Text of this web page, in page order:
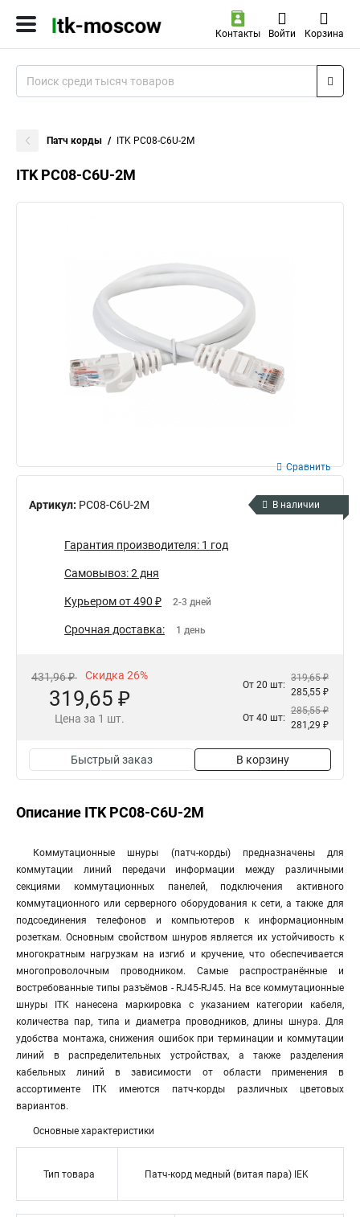
Контакты Войти Корзина
Патч корды ITK PC08-C6U-2M
ITK PC08-C6U-2M
Артикул: PC08-C6U-2M
Сравнить
В наличии
Гарантия производителя: 1 год
Самовывоз: 2 дня
Курьером от 490 ₽ 2-3 дней
Срочная доставка: 1 день
431,96 ₽ Скидка 26%
319,65 ₽
Цена за 1 шт.
От 20 шт:
319,65 ₽
285,55 ₽
От 40 шт:
285,55 ₽
281,29 ₽
Быстрый заказ В корзину
Описание ITK PC08-C6U-2M
Коммутационные шнуры (патч-корды) предназначены для
коммутации линий передачи информации между различными
секциями коммутационных панелей, подключения активного
коммутационного или серверного оборудования к сети, а также для
подсоединения телефонов и компьютеров к информационным
розеткам. Основным свойством шнуров является их устойчивость к
многократным нагрузкам на изгиб и кручение, что обеспечивается
многопроволочным проводником. Самые распространённые и
востребованные типы разъёмов - RJ45-RJ45. На все коммутационные
шнуры ITK нанесена маркировка с указанием категории кабеля,
количества пар, типа и диаметра проводников, длины шнура. Для
удобства монтажа, снижения ошибок при терминации и коммутации
линий в распределительных устройствах, а также разделения
кабельных линий в зависимости от области применения в
ассортименте ITK имеются патч-корды различных цветовых
вариантов.
Основные характеристики
Тип товара Патч-корд медный (витая пара) IEK